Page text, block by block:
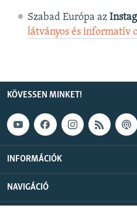
Szabad Európa az
látványos és informatív
KÖVESSEN MINKET!
INFORMÁCIÓK
NAVIGÁCIÓ